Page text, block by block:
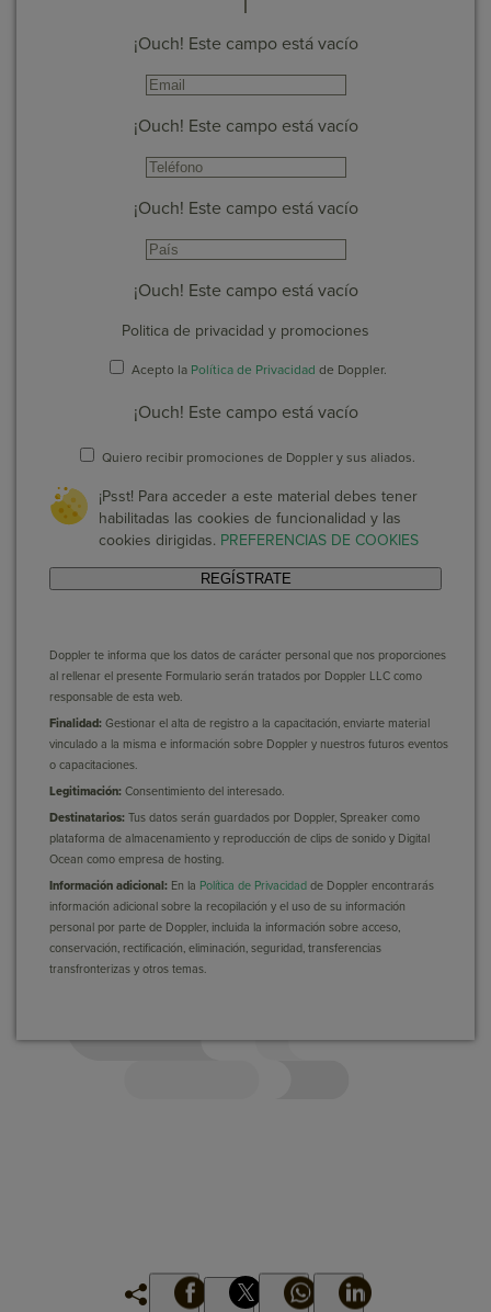
¡Ouch! Este campo está vacío
¡Ouch! Este campo está vacío
¡Ouch! Este campo está vacío
¡Ouch! Este campo está vacío
Politica de privacidad y promociones
Acepto la Política de Privacidad de Doppler.
¡Ouch! Este campo está vacío
Quiero recibir promociones de Doppler y sus aliados.
¡Psst! Para acceder a este material debes tener
habilitadas las cookies de funcionalidad y las
cookies dirigidas. PREFERENCIAS DE COOKIES
REGÍSTRATE
Doppler te informa que los datos de carácter personal que nos proporciones
al rellenar el presente Formulario serán tratados por Doppler LLC como
responsable de esta web.
Finalidad: Gestionar el alta de registro a la capacitación, enviarte material
vinculado a la misma e información sobre Doppler y nuestros futuros eventos
o capacitaciones.
Legitimación: Consentimiento del interesado.
Destinatarios: Tus datos serán guardados por Doppler, Spreaker como
plataforma de almacenamiento y reproducción de clips de sonido y Digital
Ocean como empresa de hosting.
Información adicional: En la Política de Privacidad de Doppler encontrarás
información adicional sobre la recopilación y el uso de su información
personal por parte de Doppler, incluida la información sobre acceso,
conservación, rectificación, eliminación, seguridad, transferencias
transfronterizas y otros temas.